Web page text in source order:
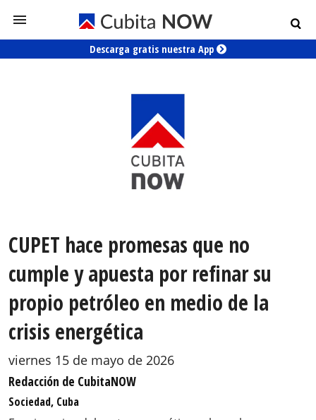
Descarga gratis nuestra App
CUPET hace promesas que no
cumple y apuesta por refinar su
propio petróleo en medio de la
crisis energética
viernes 15 de mayo de 2026
Redacción de CubitaNOW
Sociedad, Cuba